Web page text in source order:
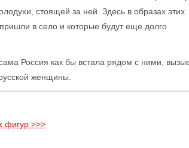
стоящей за ней. Здесь в образах этих
в село и которые будут еще долго
Россия как бы встала рядом с ними,
женщины.
фигур >>>